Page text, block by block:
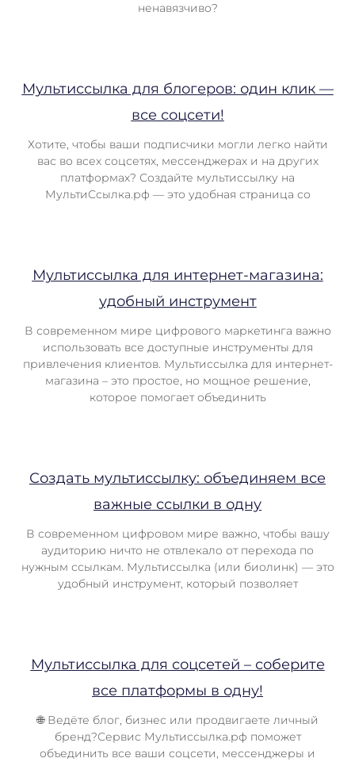
ненавязчиво?
Мультиссылка для блогеров: один клик —
все соцсети!
Хотите, чтобы ваши подписчики могли легко найти
вас во всех соцсетях, мессенджерах и на других
платформах? Создайте мультиссылку на
МультиСсылка.рф — это удобная страница со
Мультиссылка для интернет-магазина:
удобный инструмент
В современном мире цифрового маркетинга важно
использовать все доступные инструменты для
привлечения клиентов. Мультиссылка для интернет-
магазина – это простое, но мощное решение,
которое помогает объединить
Создать мультиссылку: объединяем все
важные ссылки в одну
В современном цифровом мире важно, чтобы вашу
аудиторию ничто не отвлекало от перехода по
нужным ссылкам. Мультиссылка (или биолинк) — это
удобный инструмент, который позволяет
Мультиссылка для соцсетей – соберите
все платформы в одну!
🌐 Ведёте блог, бизнес или продвигаете личный
бренд?Сервис Мультиссылка.рф поможет
объединить все ваши соцсети, мессенджеры и